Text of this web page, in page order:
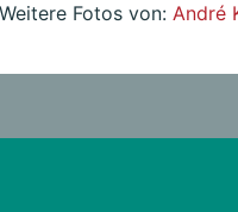
Weitere Fotos von: André